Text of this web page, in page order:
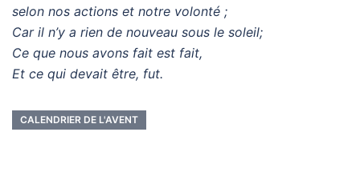
selon nos actions et notre volonté ;
Car il n’y a rien de nouveau sous le soleil;
Ce que nous avons fait est fait,
Et ce qui devait être, fut.
CALENDRIER DE L'AVENT